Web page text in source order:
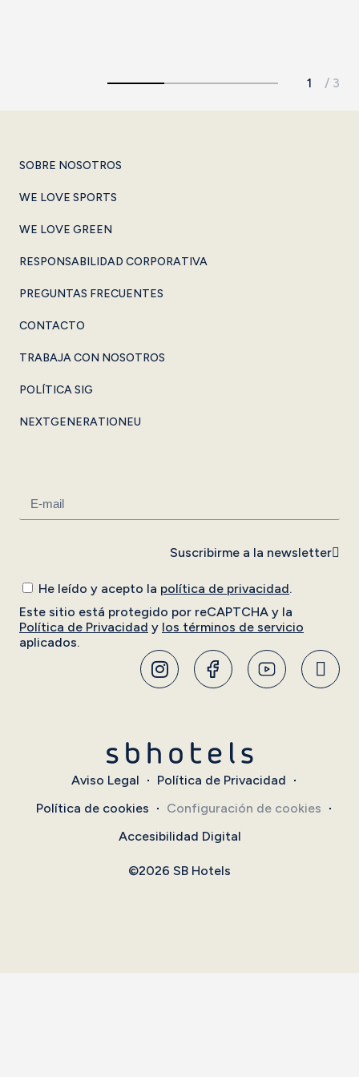
SOBRE NOSOTROS
WE LOVE SPORTS
WE LOVE GREEN
RESPONSABILIDAD CORPORATIVA
PREGUNTAS FRECUENTES
CONTACTO
TRABAJA CON NOSOTROS
POLÍTICA SIG
NEXTGENERATIONEU
He leído y acepto la política de privacidad.
Este sitio está protegido por reCAPTCHA y la
Política de Privacidad y los términos de servicio
aplicados.
Suscribirme a la newsletter
Aviso Legal
Política de Privacidad
Política de cookies
Configuración de cookies
Accesibilidad Digital
©2026 SB Hotels